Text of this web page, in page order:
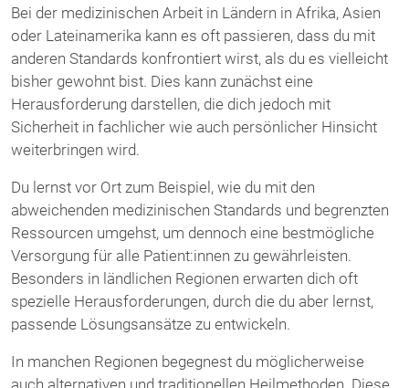
Bei der medizinischen Arbeit in Ländern in Afrika, Asien
oder Lateinamerika kann es oft passieren, dass du mit
anderen Standards konfrontiert wirst, als du es vielleicht
bisher gewohnt bist. Dies kann zunächst eine
Herausforderung darstellen, die dich jedoch mit
Sicherheit in fachlicher wie auch persönlicher Hinsicht
weiterbringen wird.
Du lernst vor Ort zum Beispiel, wie du mit den
abweichenden medizinischen Standards und begrenzten
Ressourcen umgehst, um dennoch eine bestmögliche
Versorgung für alle Patient:innen zu gewährleisten.
Besonders in ländlichen Regionen erwarten dich oft
spezielle Herausforderungen, durch die du aber lernst,
passende Lösungsansätze zu entwickeln.
In manchen Regionen begegnest du möglicherweise